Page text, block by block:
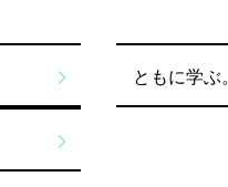
ともに学ぶ。